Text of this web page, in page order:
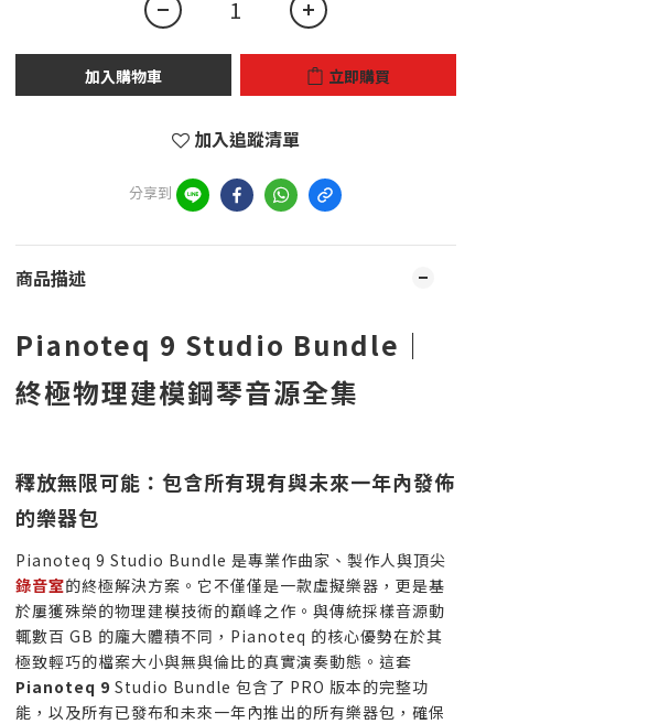
加入購物車 立即購買
加入追蹤清單
分享到
商品描述
Pianoteq 9 Studio Bundle｜
終極物理建模鋼琴音源全集
釋放無限可能：包含所有現有與未來一年內發佈
的樂器包
Pianoteq 9 Studio Bundle 是專業作曲家、製作人與頂尖
錄音室的終極解決方案。它不僅僅是一款虛擬樂器，更是基
於屢獲殊榮的物理建模技術的巔峰之作。與傳統採樣音源動
輒數百 GB 的龐大體積不同，Pianoteq 的核心優勢在於其
極致輕巧的檔案大小與無與倫比的真實演奏動態。這套
Pianoteq 9 Studio Bundle 包含了 PRO 版本的完整功
能，以及所有已發布和未來一年內推出的所有樂器包，確保